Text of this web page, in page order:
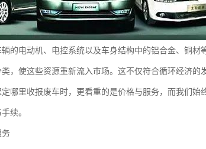
的电动机、电控系统以及车身结构中的铝合金、铜
，使这些资源重新流入市场。这不仅符合循环经济的
哪里收报废车时，更看重的是价格与服务，而我们
续。
务